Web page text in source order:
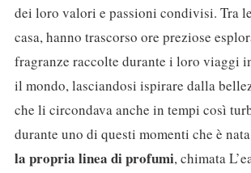
dei loro valori e passioni condivisi. Tra
casa, hanno trascorso ore preziose
fragranze raccolte durante i loro viaggi
il mondo, lasciandosi ispirare dalla
che li circondava anche in tempi così
durante uno di questi momenti che è
la propria linea di profumi, chimata